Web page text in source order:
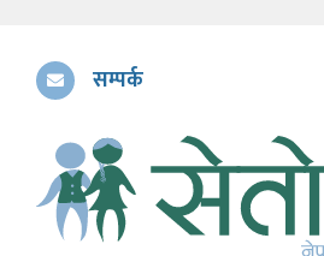
सम्पर्क